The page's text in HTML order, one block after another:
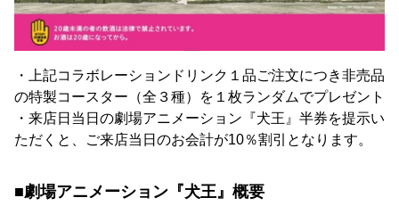
・上記コラボレーションドリンク１品ご注文につき非売品
の特製コースター（全３種）を１枚ランダムでプレゼント
・来店日当日の劇場アニメーション『犬王』半券を提示い
ただくと、ご来店当日のお会計が10％割引となります。
■劇場アニメーション『犬王』概要